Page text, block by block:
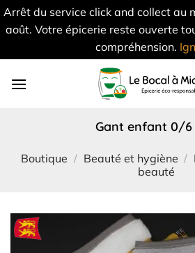
Arrêt du service click and collect au
août. Votre épicerie reste ouverte
compréhension.
gant enfant 0/6
Boutique / Beauté et hygiène /
beauté